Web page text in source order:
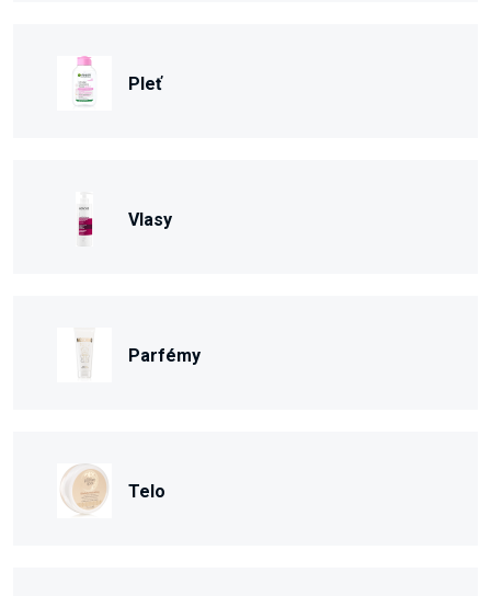
Pleť
Vlasy
Parfémy
Telo